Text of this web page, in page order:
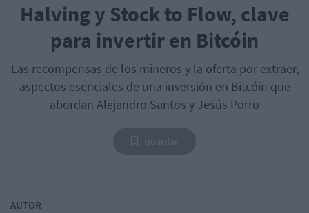
Halving y Stock to Flow, clave
para invertir en Bitcóin
Las recompensas de los mineros y la oferta por extraer,
aspectos esenciales de una inversión en Bitcóin que
abordan Alejandro Santos y Jesús Porro
AUTOR